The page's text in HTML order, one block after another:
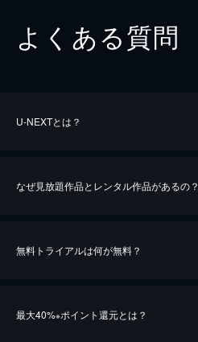
よくある質問
U-NEXTとは？
なぜ見放題作品とレンタル作品があるの？
無料トライアルは何が無料？
最大40%※ポイント還元とは？